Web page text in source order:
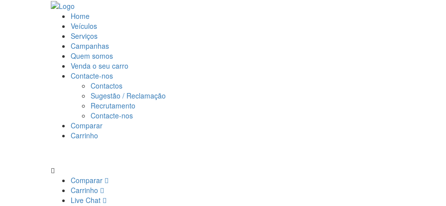
Home
Veículos
Serviços
Campanhas
Quem somos
Venda o seu carro
Contacte-nos
Contactos
Sugestão / Reclamação
Recrutamento
Contacte-nos
Comparar
Carrinho
Comparar
Carrinho
Live Chat